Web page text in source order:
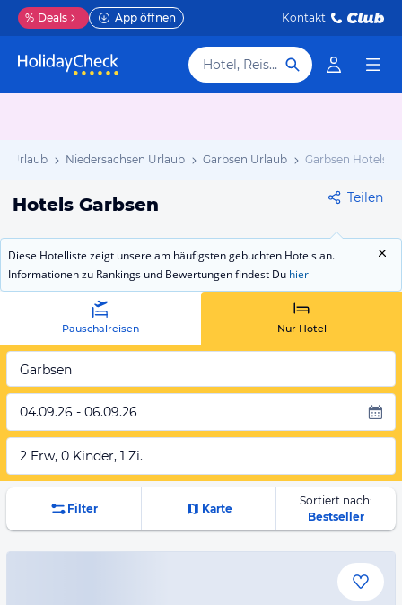
% Deals App öffnen Kontakt
Hotel, Reiseziel
Urlaub Niedersachsen Urlaub Garbsen Urlaub Garbsen Hotels
Hotels Garbsen Teilen
Diese Hotelliste zeigt unsere am häufigsten gebuchten Hotels an.
Informationen zu Rankings und Bewertungen findest Du hier
Pauschalreisen Nur Hotel
Garbsen
04.09.26 - 06.09.26
2 Erw, 0 Kinder, 1 Zi.
Filter Karte
Sortiert nach:
Bestseller